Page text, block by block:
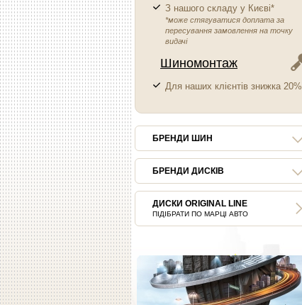
З нашого складу у Києві*
*може стягуватися доплата за
пересування замовлення на точку
видачі
Шиномонтаж
Для наших клієнтів знижка 20%
БРЕНДИ ШИН
БРЕНДИ ДИСКІВ
ДИСКИ ORIGINAL LINE
ПІДІБРАТИ ПО МАРЦІ АВТО